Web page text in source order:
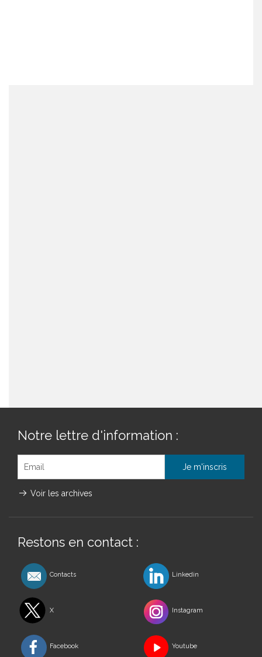
Notre lettre d'information :
Voir les archives
Restons en contact :
Contacts Linkedin
X Instagram
Facebook Youtube